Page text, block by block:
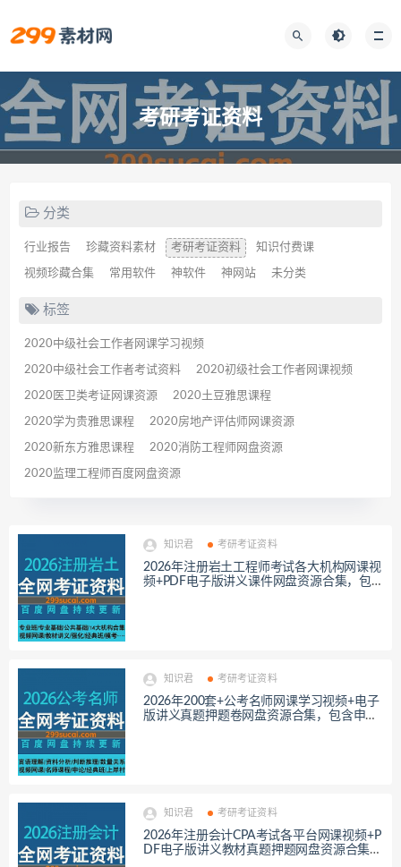
考研考证资料
分类
行业报告 珍藏资料素材 考研考证资料 知识付费课
视频珍藏合集 常用软件 神软件 神网站 未分类
标签
2020中级社会工作者网课学习视频
2020中级社会工作者考试资料 2020初级社会工作者网课视频
2020医卫类考证网课资源 2020土豆雅思课程
2020学为贵雅思课程 2020房地产评估师网课资源
2020新东方雅思课程 2020消防工程师网盘资源
2020监理工程师百度网盘资源
知识君 考研考证资料
2026年注册岩土工程师考试各大机构网课视
频+PDF电子版讲义课件网盘资源合集，包
知识君 考研考证资料
2026年200套+公考名师网课学习视频+电子
版讲义真题押题卷网盘资源合集，包含申论/
知识君 考研考证资料
2026年注册会计CPA考试各平台网课视频+P
DF电子版讲义教材真题押题网盘资源合集，